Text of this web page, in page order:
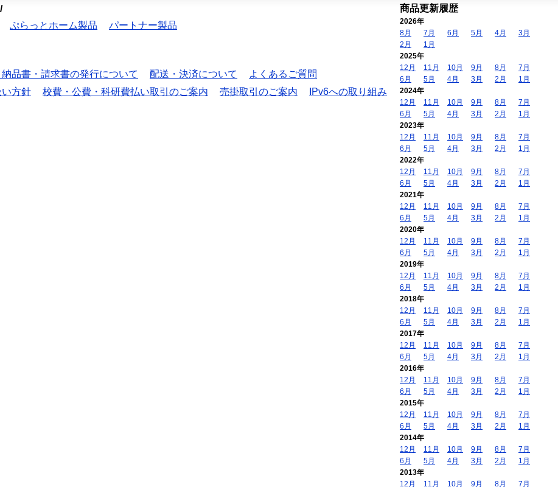
ぷらっとホーム製品 パートナー製品
納品書・請求書の発行について 配送・決済について
よくあるご質問
方針 校費・公費・科研費払い取引のご案内 売掛取引のご案内
IPv6への取り組み
商品更新履歴
2026年
8月
7月 6月 5月 4月
3月
2月
1月
2025年
12月
11月 10月 9月 8月
7月
6月
5月 4月 3月 2月
1月
2024年
12月
11月 10月 9月 8月
7月
6月
5月 4月 3月 2月
1月
2023年
12月
11月 10月 9月 8月
7月
6月
5月 4月 3月 2月
1月
2022年
12月
11月 10月 9月 8月
7月
6月
5月 4月 3月 2月
1月
2021年
12月
11月 10月 9月 8月
7月
6月
5月 4月 3月 2月
1月
2020年
12月
11月 10月 9月 8月
7月
6月
5月 4月 3月 2月
1月
2019年
12月
11月 10月 9月 8月
7月
6月
5月 4月 3月 2月
1月
2018年
12月
11月 10月 9月 8月
7月
6月
5月 4月 3月 2月
1月
2017年
12月
11月 10月 9月 8月
7月
6月
5月 4月 3月 2月
1月
2016年
12月
11月 10月 9月 8月
7月
6月
5月 4月 3月 2月
1月
2015年
12月
11月 10月 9月 8月
7月
6月
5月 4月 3月 2月
1月
2014年
12月
11月 10月 9月 8月
7月
6月
5月 4月 3月 2月
1月
2013年
12月
11月 10月 9月 8月 7月